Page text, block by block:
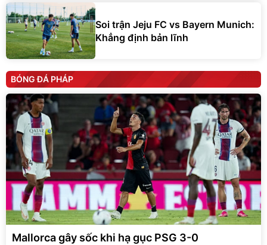
Soi trận Jeju FC vs Bayern Munich:
Khẳng định bản lĩnh
BÓNG ĐÁ PHÁP
Mallorca gây sốc khi hạ gục PSG 3-0